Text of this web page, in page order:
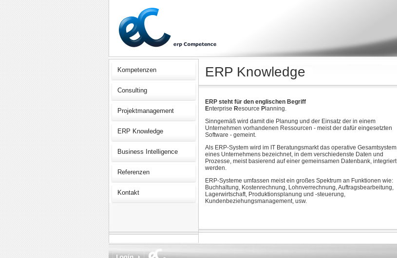
Kompetenzen
Consulting
Projektmanagement
ERP Knowledge
Business Intelligence
Referenzen
Kontakt
ERP Knowledge
ERP steht für den englischen Begriff
Enterprise Resource P lanning.
Sinngemäß wird damit die Planung und der Einsatz der in einem
Unternehmen vorhandenen Ressourcen - meist der dafür eingesetzten
Software - gemeint.
Als ERP-System wird im IT Beratungsmarkt das operative Gesamtsystem
eines Unternehmens bezeichnet, in dem verschiedenste Daten und
Prozesse, meist basierend auf einer gemeinsamen Datenbank, integriert
werden.
ERP-Systeme umfassen meist ein großes Spektrum an Funktionen wie:
Buchhaltung, Kostenrechnung, Lohnverrechnung, Auftragsbearbeitung,
Lagerwirtschaft, Produktionsplanung und -steuerung,
Kundenbeziehungsmanagement, usw.